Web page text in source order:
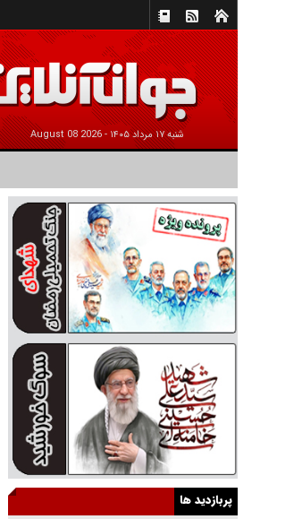
شنبه ۱۷ مرداد ۱۴۰۵ - 2026 August 08
پربازدید ها